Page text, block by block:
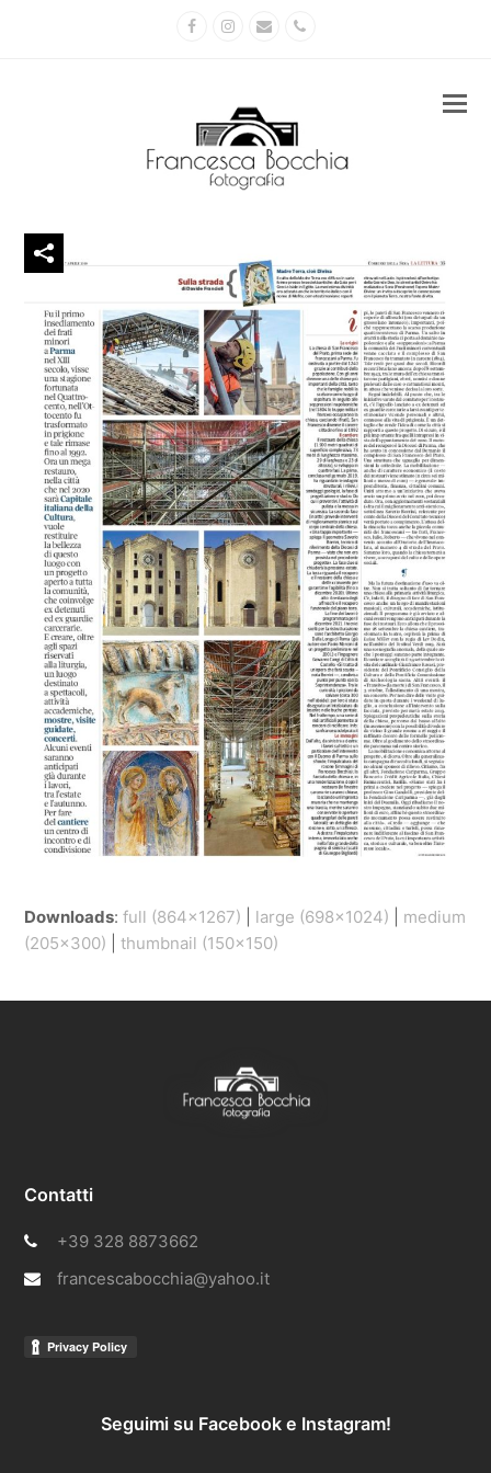
FacebookInstagram
Email
Downloads:full (864x1267) large (698x1024)
medium
(205x300) |thumbnail (150x150)
Contatti
+39 328 8873662
francescabocchia@yahoo.it
Seguimi su Facebook e Instagram!